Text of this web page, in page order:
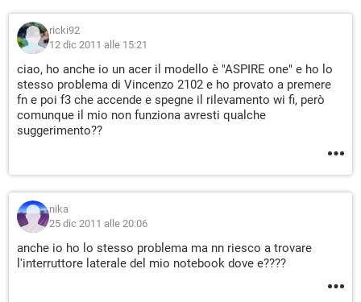
ricki92
12 dic 2011 alle 15:21
ciao, ho anche io un acer il modello è "ASPIRE one" e ho lo
stesso problema di Vincenzo 2102 e ho provato a premere
fn e poi f3 che accende e spegne il rilevamento wi fi, però
comunque il mio non funziona avresti qualche
suggerimento??
nika
25 dic 2011 alle 20:06
anche io ho lo stesso problema ma nn riesco a trovare
l'interruttore laterale del mio notebook dove e????